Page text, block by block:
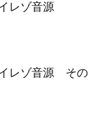
レゾ音源
レゾ音源 その